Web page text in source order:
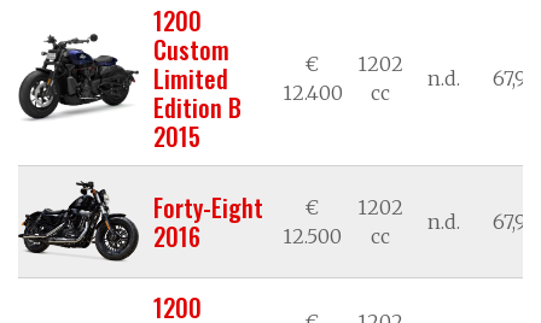
1200
Custom
Limited
Edition B
2015
€
12.400
1202
cc
n.d.
Forty-Eight
2016
€
12.500
1202
cc
n.d.
1200